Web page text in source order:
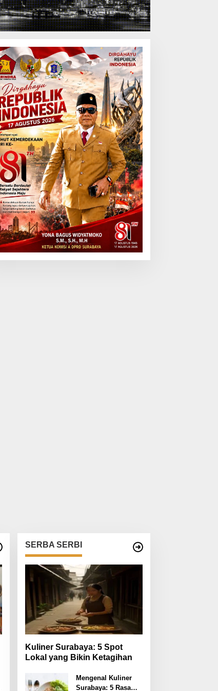
SERBA SERBI
Kuliner Surabaya: 5 Spot
Lokal yang Bikin Ketagihan
Mengenal Kuliner
Surabaya: 5 Rasa